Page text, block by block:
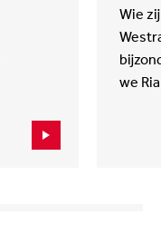
Wie
we